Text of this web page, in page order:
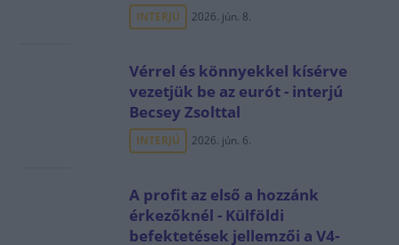
INTERJÚ 2026. jún. 8.
Vérrel és könnyekkel kísérve
vezetjük be az eurót - interjú
Becsey Zsolttal
INTERJÚ 2026. jún. 6.
A profit az első a hozzánk
érkezőknél - Külföldi
befektetések jellemzői a V4-